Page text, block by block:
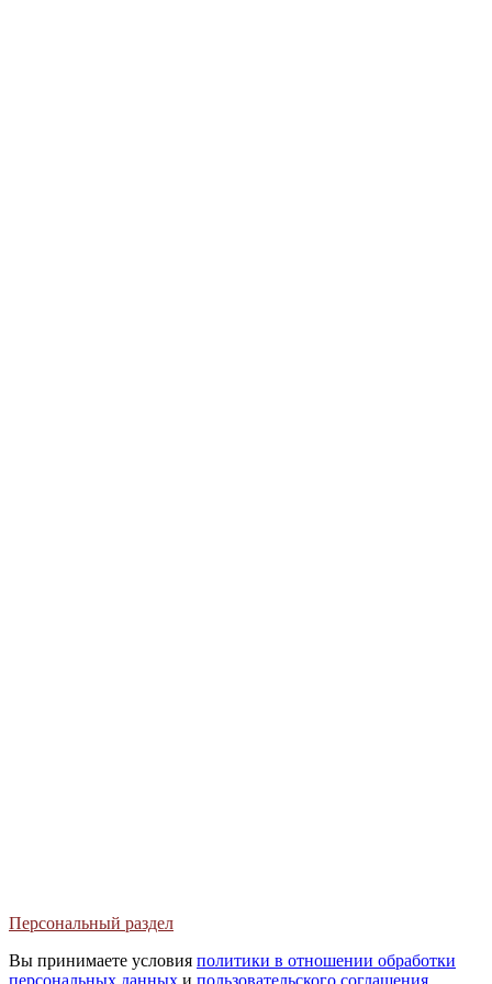
Персональный раздел
Вы принимаете условия политики в отношении обработки